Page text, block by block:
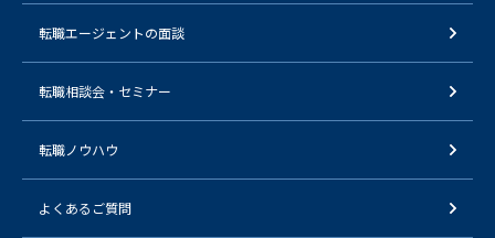
転職エージェントの面談
転職相談会・セミナー
転職ノウハウ
よくあるご質問